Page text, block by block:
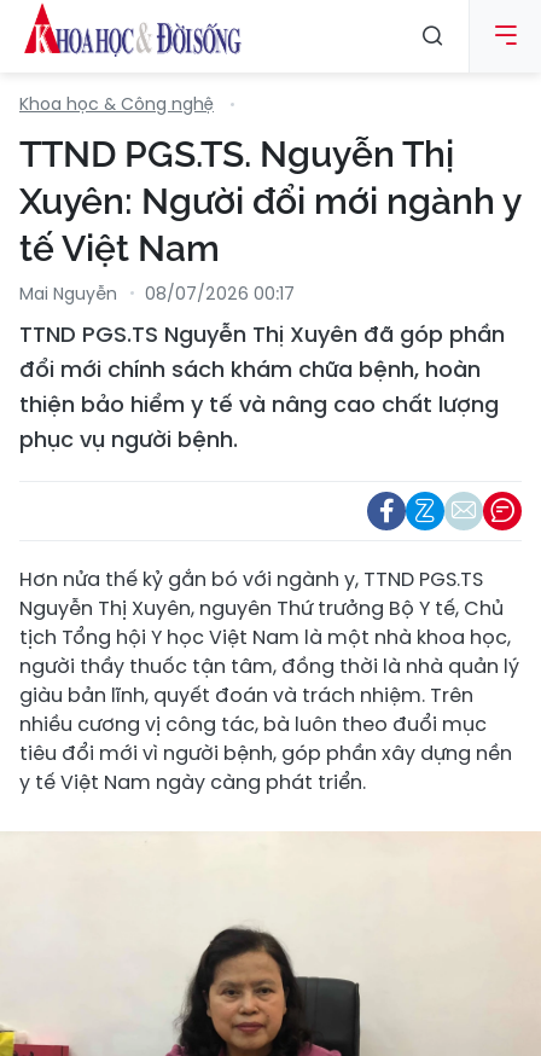
Khoa học & Công nghệ
TTND PGS.TS. Nguyễn Thị
Xuyên: Người đổi mới ngành y
tế Việt Nam
Mai Nguyễn 08/07/2026 00:17
TTND PGS.TS Nguyễn Thị Xuyên đã góp phần
đổi mới chính sách khám chữa bệnh, hoàn
thiện bảo hiểm y tế và nâng cao chất lượng
phục vụ người bệnh.
Hơn nửa thế kỷ gắn bó với ngành y, TTND PGS.TS
Nguyễn Thị Xuyên, nguyên Thứ trưởng Bộ Y tế, Chủ
tịch Tổng hội Y học Việt Nam là một nhà khoa học,
người thầy thuốc tận tâm, đồng thời là nhà quản lý
giàu bản lĩnh, quyết đoán và trách nhiệm. Trên
nhiều cương vị công tác, bà luôn theo đuổi mục
tiêu đổi mới vì người bệnh, góp phần xây dựng nền
y tế Việt Nam ngày càng phát triển.